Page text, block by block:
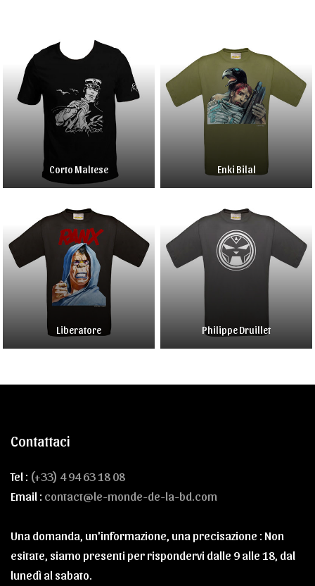
Corto Maltese Enki Bilal
Liberatore Philippe Druillet
Contattaci
Tel : (+33) 4 94 63 18 08
Email : contact@le-monde-de-la-bd.com
Una domanda, un'informazione, una precisazione : Non
esitate, siamo presenti per rispondervi dalle 9 alle 18, dal
lunedì al sabato.